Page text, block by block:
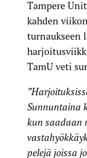
Tampere
kahden
turnaukseen
TamU veti
Sunnuntaina
kun saadaan
pelejä joissa